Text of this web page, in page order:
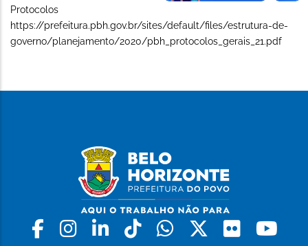
Protocolos
https://prefeitura.pbh.gov.br/sites/default/files/estrutura-de-
governo/planejamento/2020/pbh_protocolos_gerais_21.pdf
Facebook
Instagram
LinkedinTiktokWhatsapp
X Flickr